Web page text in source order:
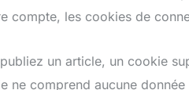
compte, les cookies de
un article, un cookie
ne comprend aucune